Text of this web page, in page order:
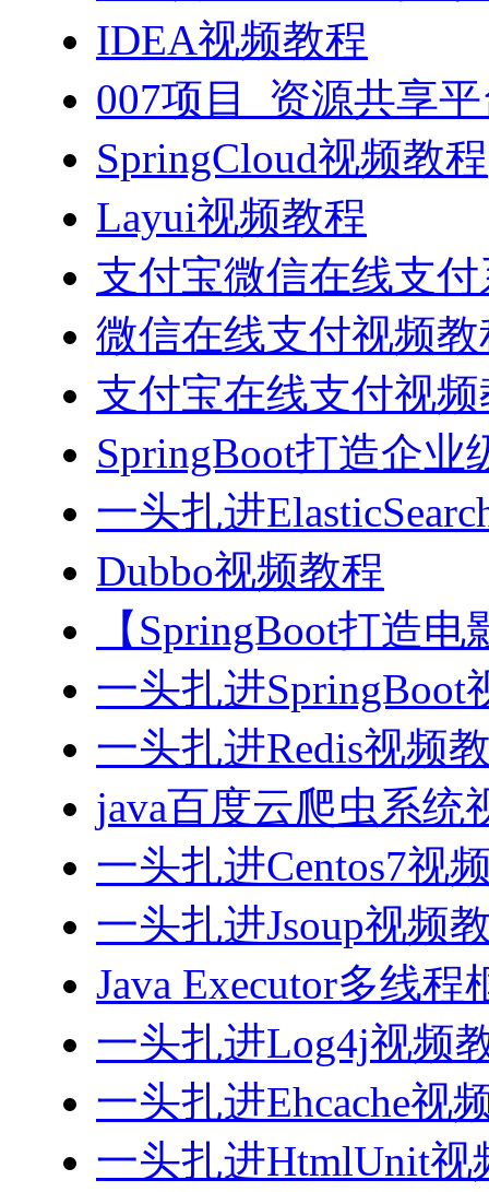
IDEA视频教程
007项目_资源共享
SpringCloud视频教程
Layui视频教程
支付宝微信在线支
微信在线支付视频教
支付宝在线支付视
SpringBoot打造企业
一头扎进
Dubbo视频教程
【SpringBoot打造
一头扎进SpringBoot
一头扎进Redis视频
java百度云爬虫系统
一头扎进Centos7视
一头扎进Jsoup视频
Java Executor多线
一头扎进Log4j视频
一头扎进Ehcache视
一头扎进HtmlUnit视